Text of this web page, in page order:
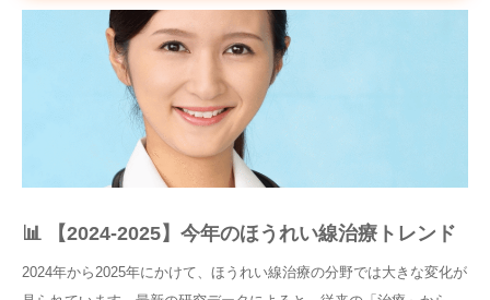
📊 【2024-2025】今年のほうれい線治療トレンド
2024年から2025年にかけて、ほうれい線治療の分野では大きな変化が